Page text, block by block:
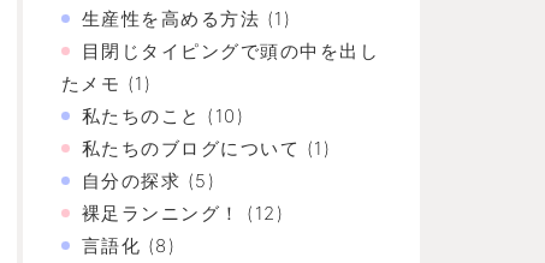
生産性を高める方法 (1)
目閉じタイピングで頭の中を出し
たメモ (1)
私たちのこと (10)
私たちのブログについて (1)
自分の探求 (5)
裸足ランニング！
(12)
言語化 (8)